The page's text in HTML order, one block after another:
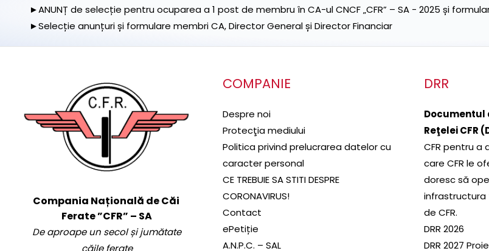
►ANUNȚ de selecție pentru ocuparea a 1 post de membru în CA-ul CNCF „CFR” – SA - 2025 și
►Selecție anunțuri și formulare membri CA, Director General și Director Financiar
Compania Națională de Căi
Ferate ”CFR” – SA
De aproape un secol și jumătate
căile ferate
COMPANIE
Despre noi
Protecţia mediului
Politica privind prelucrarea datelor cu
caracter personal
CE TREBUIE SA STITI DESPRE
CORONAVIRUS!
Contact
ePetiție
A.N.P.C. – SAL
DRR
Documentul
Reţelei CFR
CFR pentru a
care CFR le
doresc să
de CFR.
DRR 2026
DRR 2027